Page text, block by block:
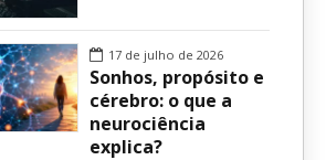
17 de julho de 2026
Sonhos, propósito e
cérebro: o que a
neurociência
explica?